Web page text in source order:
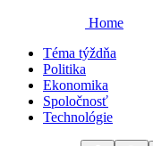
Home
Téma týždňa
Politika
Ekonomika
Spoločnosť
Technológie